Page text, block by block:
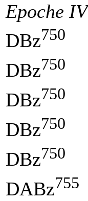
Epoche IV
DBz750
DBz750
DBz750
DBz750
DBz750
DABz755